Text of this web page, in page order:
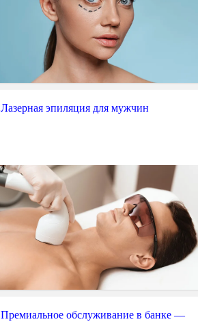
Лазерная эпиляция для мужчин
Премиальное обслуживание в банке —